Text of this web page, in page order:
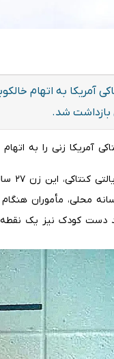
بازداشت شد.
زنی را به اتهام خالکوبی روی
به
محلی، مأموران هنگام
کودک نیز یک نقطه